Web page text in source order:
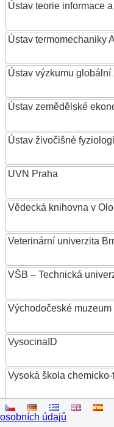
Ústav teorie informace
Ústav termomechaniky
Ústav výzkumu globální
Ústav zemědělské
Ústav živočišné
UVN Praha
Vědecká knihovna v
Veterinární univerzita
VŠB – Technická
Východočeské
VysocinaID
Vysoká škola
Vysoká škola
osobních údajů